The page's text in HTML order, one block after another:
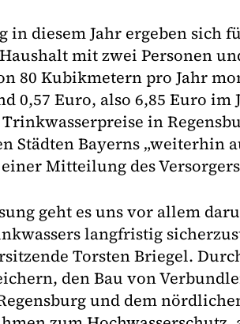
in diesem Jahr ergeben sich
mit zwei Personen
80 Kubikmetern pro Jahr
0,57 Euro, also 6,85 Euro im
in
Städten Bayerns „weiterhin
Mitteilung des
geht es uns vor allem
langfristig
Torsten Briegel.
den Bau von
und dem